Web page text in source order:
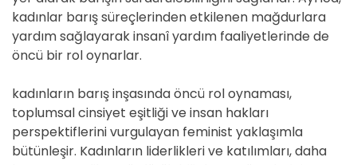
kadınlar barış süreçlerinden etkilenen mağdurlara
yardım sağlayarak insanî yardım faaliyetlerinde de
öncü bir rol oynarlar.
kadınların barış inşasında öncü rol oynaması,
toplumsal cinsiyet eşitliği ve insan hakları
perspektiflerini vurgulayan feminist yaklaşımla
bütünleşir. Kadınların liderlikleri ve katılımları, daha